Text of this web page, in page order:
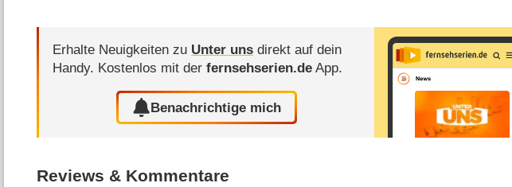
Erhalte Neuigkeiten zu Unter uns direkt auf dein
Handy. Kostenlos mit derfernsehserien.de App.
Benachrichtige mich
Reviews & Kommentare